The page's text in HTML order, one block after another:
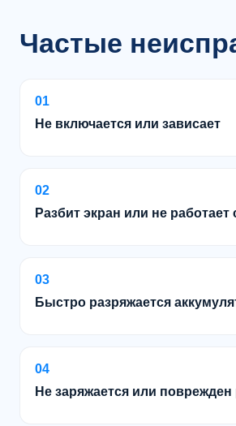
Частые
01
Не включается или зависает
02
Разбит экран или не работает
03
Быстро разряжается
04
Не заряжается или